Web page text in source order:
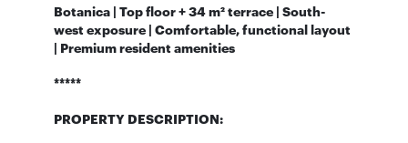
Botanica | Top floor + 34 m² terrace | South-
west exposure | Comfortable, functional layout
| Premium resident amenities
*****
PROPERTY DESCRIPTION: